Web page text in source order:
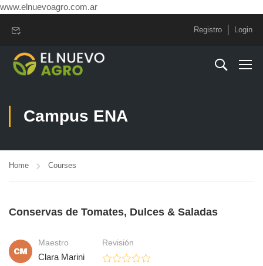
www.elnuevoagro.com.ar
Registro Login
Campus ENA
Home Courses
Conservas de Tomates, Dulces & Saladas
Maestro
Clara Marini
Revisión